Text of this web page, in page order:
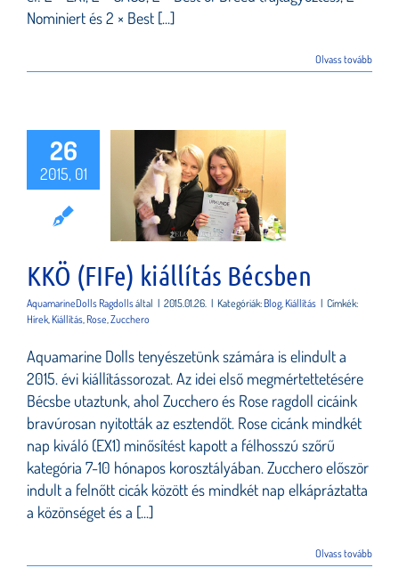
Nominiert és 2 × Best [...]
Olvass tovább
26
2015, 01
(FIFe)
KKÖ (FIFe) kiállítás Bécsben
AquamarineDolls Ragdollsáltal | 2015.01.26. | Kategóriák:Blog,Kiállítás | Címkék:
Hírek,Kiállítás,Rose,Zucchero
Aquamarine Dolls tenyészetünk számára is elindult a
2015. évi kiállítássorozat. Az idei első megmértettetésére
Bécsbe utaztunk, ahol Zucchero és Rose ragdoll cicáink
bravúrosan nyitották az esztendőt. Rose cicánk mindkét
nap kiváló (EX1) minősítést kapott a félhosszú szőrű
kategória 7-10 hónapos korosztályában. Zucchero először
indult a felnőtt cicák között és mindkét nap elkápráztatta
a közönséget és a [...]
Olvass tovább